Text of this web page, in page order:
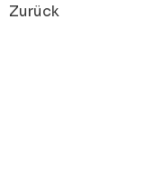
Zurück